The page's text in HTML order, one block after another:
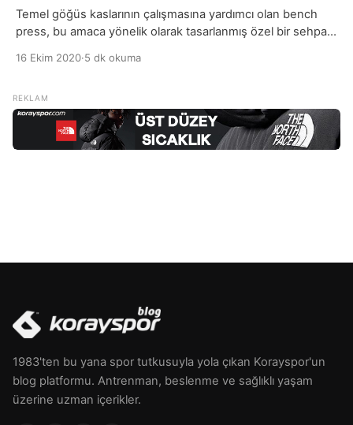
Temel göğüs kaslarının çalışmasına yardımcı olan bench
press, bu amaca yönelik olarak tasarlanmış özel bir sehpa
press yapmaktır denilebilir.
16 Ekim 2020·5 dk okuma
1983'ten bu yana spor tutkusuyla yola çıkan Korayspor'un
blog platformu. Antrenman, beslenme ve sağlıklı yaşam
üzerine uzman içerikler.